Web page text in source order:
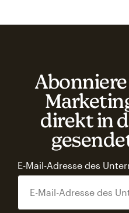
direkt in
E-Mail-Adresse des